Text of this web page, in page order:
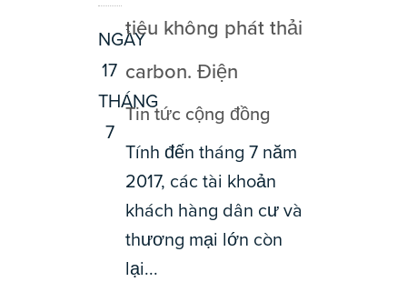
NGÀY
17
THÁNG
7
tiêu không phát thải
carbon. Điện
Tin tức cộng đồng
Tính đến tháng 7 năm
2017, các tài khoản
khách hàng dân cư và
thương mại lớn còn
lại...